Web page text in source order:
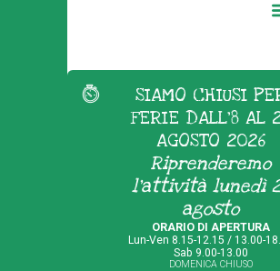
SIAMO CHIUSI
FERIE DALL'8 AL
AGOSTO 2026
Riprenderemo
l'attività lunedì
agosto
ORARIO DI APERTURA
Lun-Ven 8.15-12.15 / 13.00-
Sab 9.00-13.00
DOMENICA CHIUSO